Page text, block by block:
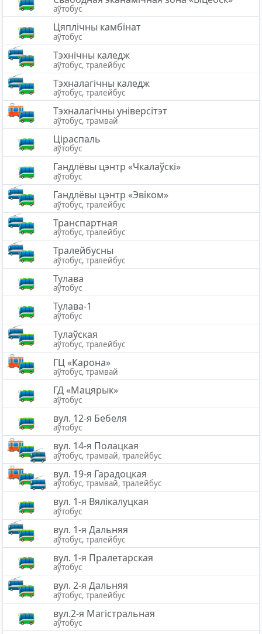
аўтобус
Цяплічны камбінат
аўтобус
Тэхнічны каледж
аўтобус, тралейбус
Тэхналагічны каледж
аўтобус, тралейбус
Тэхналагічны універсітэт
аўтобус, трамвай
Ціраспаль
аўтобус
Гандлёвы цэнтр «Чкалаўскі»
аўтобус
Гандлёвы цэнтр «Эвiком»
аўтобус, тралейбус
Транспартная
аўтобус, тралейбус
Тралейбусны
аўтобус, тралейбус
Тулава
аўтобус
Тулава-1
аўтобус
Тулаўская
аўтобус, тралейбус
ГЦ «Карона»
аўтобус, трамвай
ГД «Мацярык»
аўтобус
вул. 12-я Бебеля
аўтобус
вул. 14-я Полацкая
аўтобус, трамвай, тралейбус
вул. 19-я Гарадоцкая
аўтобус, трамвай, тралейбус
вул. 1-я Вялікалуцкая
аўтобус
вул. 1-я Дальняя
аўтобус, тралейбус
вул. 1-я Пралетарская
аўтобус
вул. 2-я Дальняя
аўтобус, тралейбус
вул.2-я Магістральная
аўтобус